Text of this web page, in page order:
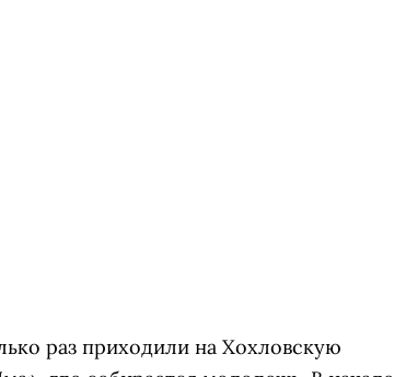
раз приходили на Хохловскую